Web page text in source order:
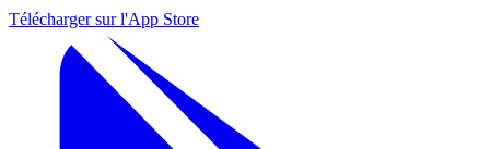
Télécharger sur l'App Store